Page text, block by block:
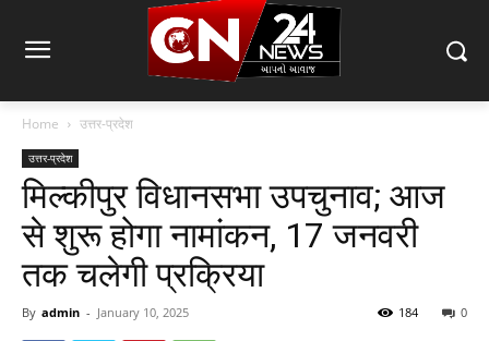
Home उत्तर-प्रदेश
उत्तर-प्रदेश
मिल्कीपुर विधानसभा उपचुनाव; आज
से शुरू होगा नामांकन, 17 जनवरी
तक चलेगी प्रक्रिया
By admin - January 10, 2025 0
184